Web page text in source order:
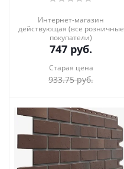
Интернет-магазин
действующая (все розничные
покупатели)
747 руб.
Старая цена
933.75руб.